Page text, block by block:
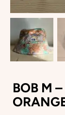
BOB M